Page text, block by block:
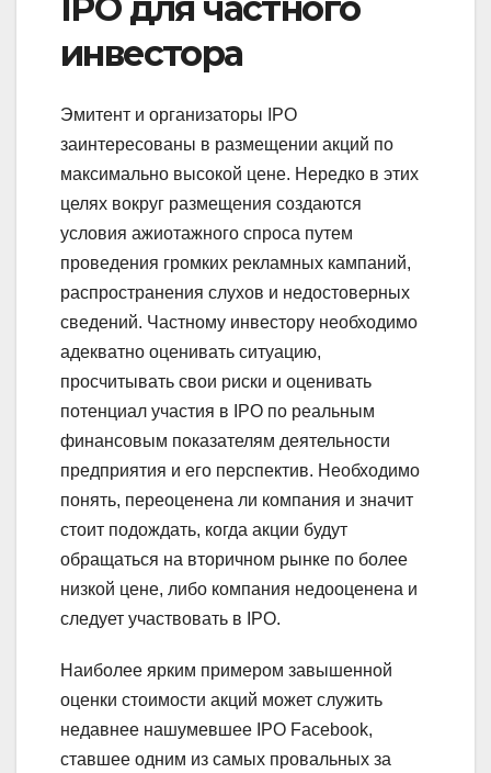
инвестора
Эмитент и организаторы IPO
заинтересованы в размещении акций по
максимально высокой цене. Нередко в этих
целях вокруг размещения создаются
условия ажиотажного спроса путем
проведения громких рекламных кампаний,
распространения слухов и недостоверных
сведений. Частному инвестору необходимо
адекватно оценивать ситуацию,
просчитывать свои риски и оценивать
потенциал участия в IPO по реальным
финансовым показателям деятельности
предприятия и его перспектив. Необходимо
понять, переоценена ли компания и значит
стоит подождать, когда акции будут
обращаться на вторичном рынке по более
низкой цене, либо компания недооценена и
следует участвовать в IPO.
Наиболее ярким примером завышенной
оценки стоимости акций может служить
недавнее нашумевшее IPO Facebook,
ставшее одним из самых провальных за